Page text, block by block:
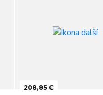
208,85 €